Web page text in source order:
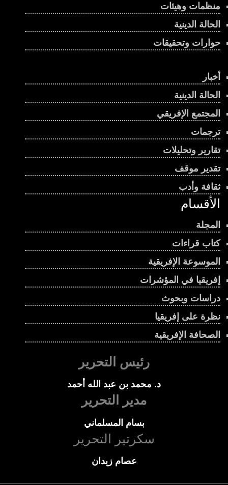
منظمات وهيئات
الحالة الدينية
حوارات وتحقيقات
أخبار
الحالة الدينية
المجتمع الإفريقي
ترجمات
تقارير وتحليلات
تقدير موقف
ثقافة وأدب
الأقسام
المجلة
كتاب قراءات
الموسوعة الإفريقية
إفريقيا في المؤشرات
دراسات وبحوث
نظرة على إفريقيا
الصحافة الإفريقية
رئيس التحرير
د. محمد بن عبد الله أحمد
مدير التحرير
بسام المسلماني
سكرتير التحرير
عصام زيدان